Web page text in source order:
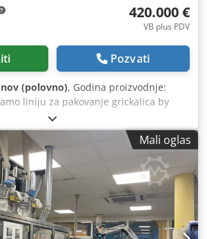
420.000 €
VB plus PDV
Pozvati
(polovno), Godina proizvodnje:
liniju za pakovanje grickalica by
u 2018. godini, koja obuhvata: -1-
-24-glavu teži sa 1L korpom -32-
-KEN higijenski sistem EWD 50
za vaganje) - Platforma sa
distribuciju - 2 kom. Dksdpfxepxm
R245 Tip ASE 500, gas, vakuum bez
Set je radio samo tokom testova
100 rh. Linija je demontirana uslugama
i Multivac.
Mali oglas